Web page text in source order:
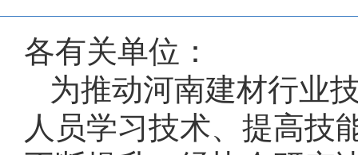
各有关单位：
为推动河南建材行业
人员学习技术、提高技